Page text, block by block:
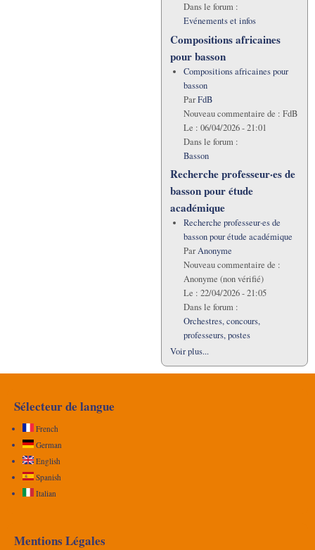
Dans le forum :
Evénements et infos
Compositions africaines
pour basson
Compositions africaines pour
basson
ParFdB
Nouveau commentaire de : FdB
Le : 06/04/2026 - 21:01
Dans le forum :
Basson
Recherche professeur·es de
basson pour étude
académique
Recherche professeur·es de
basson pour étude académique
ParAnonyme
Nouveau commentaire de :
Anonyme (non vérifié)
Le : 22/04/2026 - 21:05
Dans le forum :
Orchestres, concours,
professeurs, postes
Voir plus...
Sélecteur de langue
French
German
English
Spanish
Italian
Mentions Légales